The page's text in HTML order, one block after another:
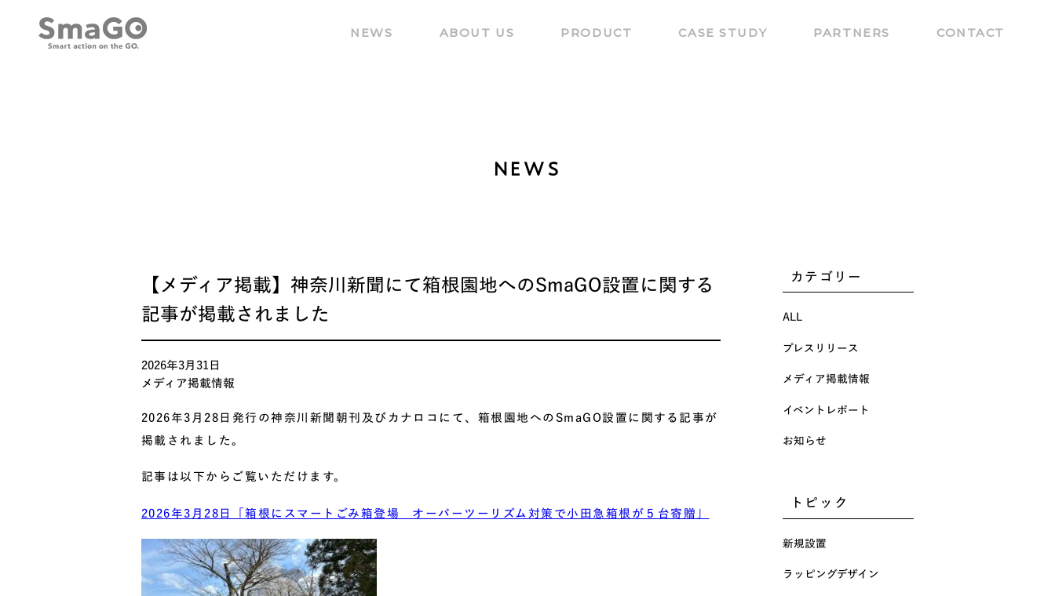
NEWS ABOUT US PRODUCT CASE STUDY PARTNERS CONTACT
NEWS
【メディア掲載】神奈川新聞にて箱根園地へのSmaGO設置に関する
記事が掲載されました
2026年3月31日
メディア掲載情報
2026年3月28日発行の神奈川新聞朝刊及びカナロコにて、箱根園地へのSmaGO設置に関する記事が
掲載されました。
記事は以下からご覧いただけます。
2026年3月28日「箱根にスマートごみ箱登場 オーバーツーリズム対策で小田急箱根が５台寄贈」
カテゴリー
ALL
プレスリリース
メディア掲載情報
イベントレポート
お知らせ
トピック
新規設置
ラッピングデザイン